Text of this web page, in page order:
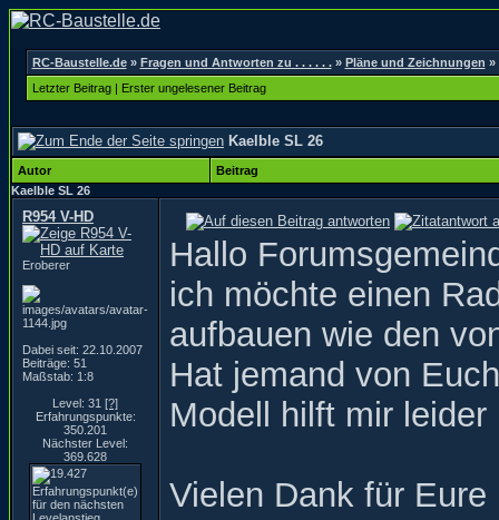
RC-Baustelle.de» Fragen und Antworten zu . . . . . .» Pläne und Zeichnungen »
Letzter Beitrag| Erster ungelesener Beitrag
Kaelble SL 26
Autor
Beitrag
Kaelble SL 26
R954 V-HD
Eroberer
Dabei seit: 22.10.2007
Beiträge: 51
Maßstab: 1:8
Level: 31 [?]
Erfahrungspunkte:
350.201
Nächster Level:
369.628
Hallo
ich möchte einen
aufbauen wie den
Hat jemand von
Modell hilft mir
Vielen Dank für Eure